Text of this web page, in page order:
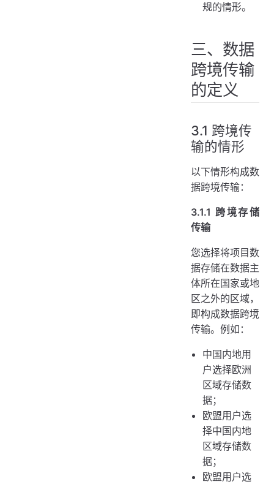
规的情形。
三、数据
跨境传输
的定义
3.1 跨境传
输的情形
以下情形构成数
据跨境传输：
3.1.1 跨境存储
传输
您选择将项目数
据存储在数据主
体所在国家或地
区之外的区域，
即构成数据跨境
传输。例如：
中国内地用
户选择欧洲
区域存储数
据；
欧盟用户选
择中国内地
区域存储数
据；
欧盟用户选